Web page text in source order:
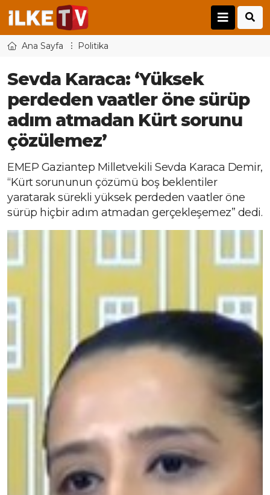
Ana Sayfa Politika
Sevda Karaca: ‘Yüksek
perdeden vaatler öne sürüp
adım atmadan Kürt sorunu
çözülemez’
EMEP Gaziantep Milletvekili Sevda Karaca Demir,
“Kürt sorununun çözümü boş beklentiler
yaratarak sürekli yüksek perdeden vaatler öne
sürüp hiçbir adım atmadan gerçekleşemez” dedi.